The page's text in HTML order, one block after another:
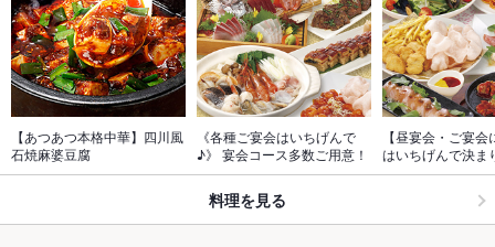
【あつあつ本格中華】四川風
石焼麻婆豆腐
《各種ご宴会はいちげんで
♪》 宴会コース多数ご用意！
【昼宴会・ご宴
はいちげんで決ま
料理を見る